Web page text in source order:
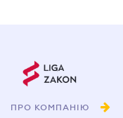
ПРО КОМПАНІЮ